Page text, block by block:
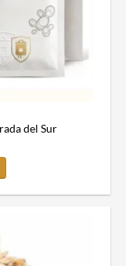
del Sur